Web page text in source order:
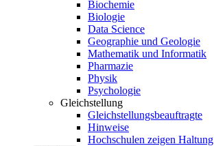
Biochemie
Biologie
Data Science
Geographie und Geologie
Mathematik und Informatik
Pharmazie
Physik
Psychologie
Gleichstellung
Gleichstellungsbeauftragte
Hinweise
Hochschulen zeigen Haltung